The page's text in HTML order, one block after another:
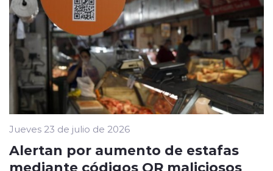
Jueves 23 de julio de 2026
Alertan por aumento de estafas
mediante códigos QR maliciosos